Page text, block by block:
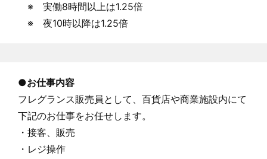
※ 実働8時間以上は1.25倍
※ 夜10時以降は1.25倍
●お仕事内容
フレグランス販売員として、百貨店や商業施設内にて
下記のお仕事をお任せします。
・接客、販売
・レジ操作